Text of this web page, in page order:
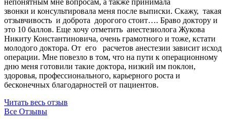
непонятным мне вопросам, а также принимала
звонки и консультировала меня после выписки. Скажу, такая
отзывчивость и доброта дорогого стоит…. Браво доктору и
это 10 баллов. Еще хочу отметить анестезиолога Жукова
Никиту Константиновича, очень грамотного и тоже, кстати
молодого доктора. От его расчетов анестезии зависит исход
операции. Мне повезло в том, что на пути к операционному
дню меня готовили такие доктора, низкий им поклон,
здоровья, профессионального, карьерного роста и
бесконечных благодарностей от пациентов.
Читать весь отзыв
Все Отзывы